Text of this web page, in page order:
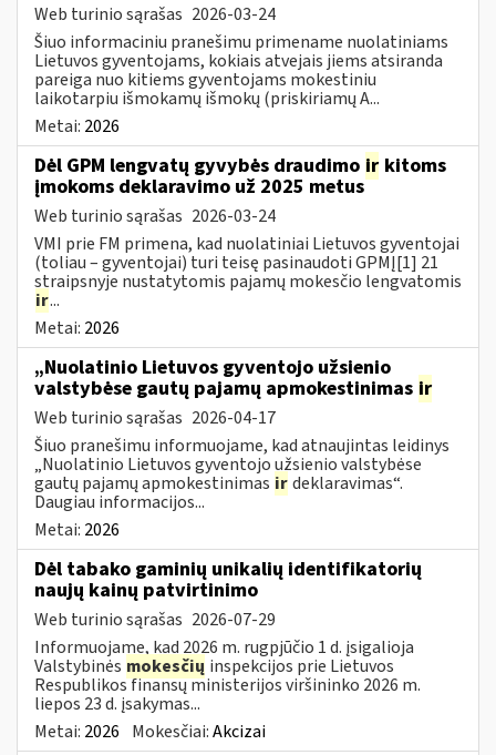
Web turinio sąrašas 2026-03-24
Šiuo informaciniu pranešimu primename nuolatiniams
Lietuvos gyventojams, kokiais atvejais jiems atsiranda
pareiga nuo kitiems gyventojams mokestiniu
laikotarpiu išmokamų išmokų (priskiriamų A...
Metai: 2026
Dėl GPM lengvatų gyvybės draudimo ir kitoms
įmokoms deklaravimo už 2025 metus
Web turinio sąrašas 2026-03-24
VMI prie FM primena, kad nuolatiniai Lietuvos gyventojai
(toliau – gyventojai) turi teisę pasinaudoti GPMĮ[1] 21
straipsnyje nustatytomis pajamų mokesčio lengvatomis
ir...
Metai: 2026
„Nuolatinio Lietuvos gyventojo užsienio
valstybėse gautų pajamų apmokestinimas ir
Web turinio sąrašas 2026-04-17
Šiuo pranešimu informuojame, kad atnaujintas leidinys
„Nuolatinio Lietuvos gyventojo užsienio valstybėse
gautų pajamų apmokestinimas irdeklaravimas“.
Daugiau informacijos...
Metai: 2026
Dėl tabako gaminių unikalių identifikatorių
naujų kainų patvirtinimo
Web turinio sąrašas 2026-07-29
Informuojame, kad 2026 m. rugpjūčio 1 d. įsigalioja
Valstybinės mokesčių inspekcijos prie Lietuvos
Respublikos finansų ministerijos viršininko 2026 m.
liepos 23 d. įsakymas...
Metai: 2026 Mokesčiai:Akcizai